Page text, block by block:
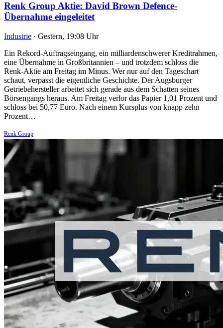
Renk Group Aktie: David Brown Defence-
Übernahme eingeleitet
Industrie · Gestern, 19:08 Uhr
Ein Rekord-Auftragseingang, ein milliardenschwerer Kreditrahmen,
eine Übernahme in Großbritannien – und trotzdem schloss die
Renk-Aktie am Freitag im Minus. Wer nur auf den Tageschart
schaut, verpasst die eigentliche Geschichte. Der Augsburger
Getriebehersteller arbeitet sich gerade aus dem Schatten seines
Börsengangs heraus. Am Freitag verlor das Papier 1,01 Prozent und
schloss bei 50,77 Euro. Nach einem Kursplus von knapp zehn
Prozent…
Renk Group